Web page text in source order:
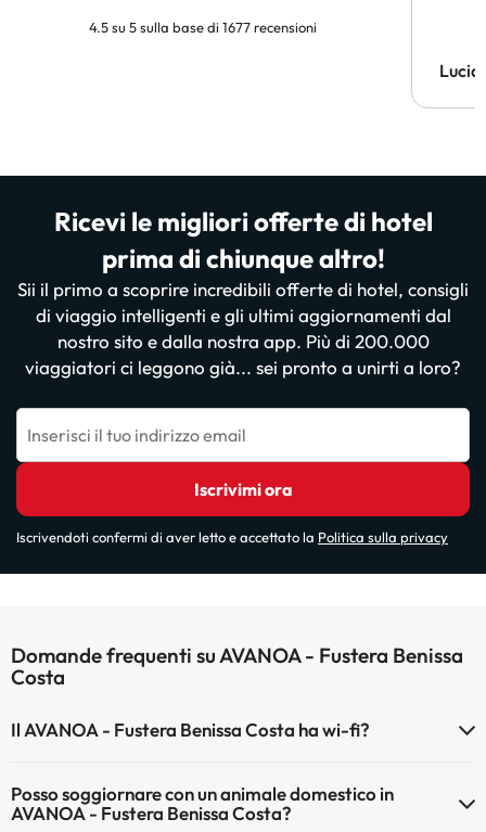
4.5 su 5 sulla base di 1677 recensioni
Lucia
Ricevi le migliori offerte di hotel
prima di chiunque altro!
Sii il primo a scoprire incredibili offerte di hotel, consigli
di viaggio intelligenti e gli ultimi aggiornamenti dal
nostro sito e dalla nostra app. Più di 200.000
viaggiatori ci leggono già... sei pronto a unirti a loro?
Inserisci il tuo indirizzo email
Iscrivimi ora
Iscrivendoti confermi di aver letto e accettato la Politica sulla privacy
Domande frequenti su AVANOA - Fustera Benissa
Costa
Il AVANOA - Fustera Benissa Costa ha wi-fi?
Posso soggiornare con un animale domestico in
AVANOA - Fustera Benissa Costa?